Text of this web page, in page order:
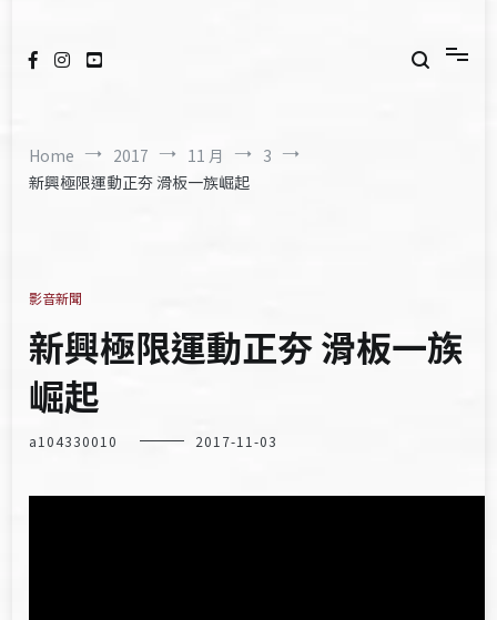
Home 2017 11 月
3
新興極限運動正夯 滑板一族崛起
影音新聞
新興極限運動正夯 滑板一族
崛起
a104330010 2017-11-03